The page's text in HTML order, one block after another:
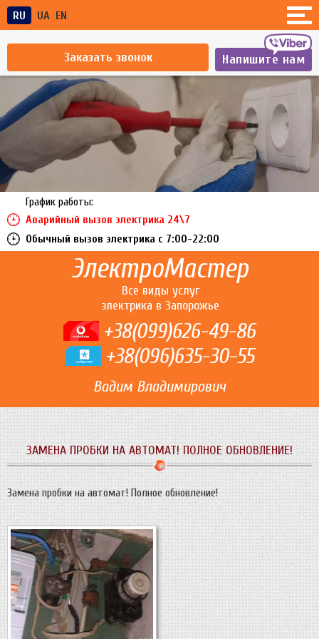
Напишите нам
Заказать звонок
RU UA EN
График работы:
Аварийный вызов электрика 24\7
Обычный вызов электрика c 7:00-22:00
ЭлектроМастер
Все виды услуг
электрика в Запорожье
+38(099)626-49-86
+38(096)635-30-55
Вадим Владимирович
ЗАМЕНА ПРОБКИ НА АВТОМАТ! ПОЛНОЕ ОБНОВЛЕНИЕ!
Замена пробки на автомат! Полное обновление!